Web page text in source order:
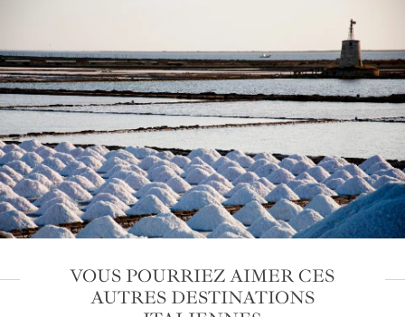
VOUS POURRIEZ AIMER CES
AUTRES DESTINATIONS